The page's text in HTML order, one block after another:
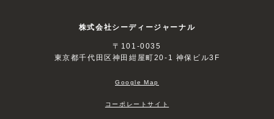
株式会社シーディージャーナル
〒101-0035
東京都千代田区神田紺屋町20-1 神保ビル3F
Google Map
コーポレートサイト